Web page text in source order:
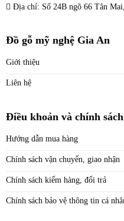
Địa chỉ: Số 24B ngõ 66 Tân
Đồ gỗ mỹ nghệ Gia An
Giới thiệu
Liên hệ
Điều khoản và chính sách
Hướng dẫn mua hàng
Chính sách vận chuyển, giao nhận
Chính sách kiểm hàng, đổi trả
Chính sách bảo vệ thông tin cá